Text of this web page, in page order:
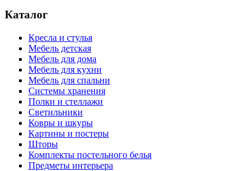
Каталог
Кресла и стулья
Мебель детская
Мебель для дома
Мебель для кухни
Мебель для спальни
Системы хранения
Полки и стеллажи
Светильники
Ковры и шкуры
Картины и постеры
Шторы
Комплекты постельного белья
Предметы интерьера